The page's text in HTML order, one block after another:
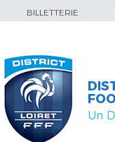
BILLETTERIE
Un